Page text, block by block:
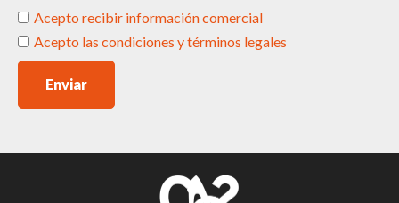
Acepto recibir información comercial
Acepto las condiciones y términos legales
Enviar